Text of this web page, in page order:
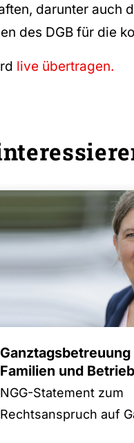
darunter auch
des DGB für die
live übertragen.
Familien und
NGG-Statement zum
Rechtsanspruch auf